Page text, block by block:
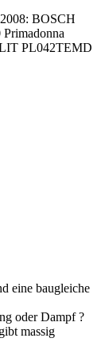
BOSCH
PL042TEMD
eine baugleiche
oder Dampf ?
massig